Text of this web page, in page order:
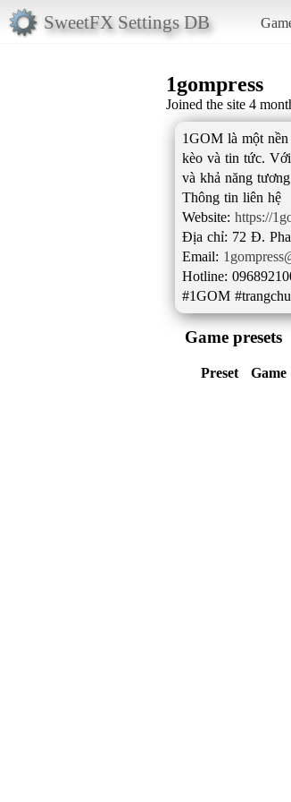
SweetFX Settings DB
1gompress
Joined the site 4
1GOM là một
kèo và tin tức.
và khả năng
Thông tin liên hệ
Website: https://
Địa chỉ: 72 Đ.
Email:
Hotline:
#1GOM
Game presets
Preset Game